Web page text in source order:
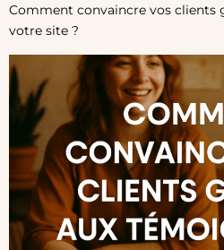
Comment convaincre vos clients
votre site ?